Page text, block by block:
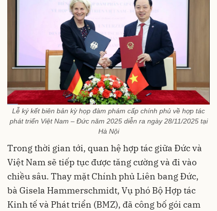
Lễ ký kết biên bản kỳ họp đàm phám cấp chính phủ về hợp tác
phát triển Việt Nam – Đức năm 2025 diễn ra ngày 28/11/2025 tại
Hà Nội
Trong thời gian tới, quan hệ hợp tác giữa Đức và
Việt Nam sẽ tiếp tục được tăng cường và đi vào
chiều sâu. Thay mặt Chính phủ Liên bang Đức,
bà Gisela Hammerschmidt, Vụ phó Bộ Hợp tác
Kinh tế và Phát triển (BMZ), đã công bố gói cam